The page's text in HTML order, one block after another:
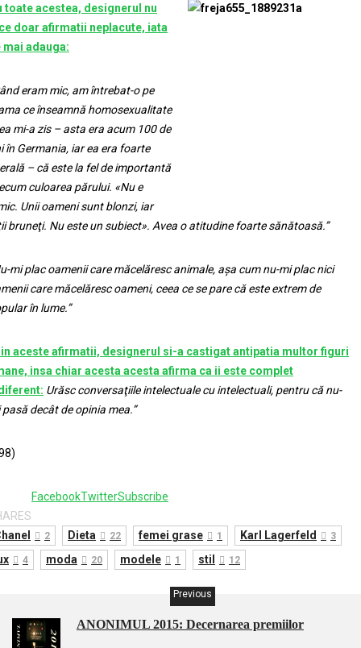
toate acestea, designerul nu
doar afirmatii neplacute, iata
mai adauga:
eram mic, am întrebat-o pe
ce înseamnă homosexualitate
mi-a zis – asta era acum 100 de
în Germania, iar ea era foarte
– că este la fel de importantă
culoarea părului. «Nu e
Unii oameni sunt blonzi, iar
bruneţi. Nu este un subiect». Avea o atitudine foarte sănătoasă.”
mi plac oamenii care măcelăresc animale, aşa cum nu-mi plac nici
care măcelăresc oameni, ceea ce se pare că este extrem de
în lume.”
aceste afirmatii, designerul si-a castigat antipatia multor figuri
insa chiar acesta acesta afirma ca ii este complet
Urăsc conversaţiile intelectuale cu intelectuali, pentru că nu-
pasă decât de opinia mea.”
FacebookTwitterSubscribe
2 Dieta 22 femei grase 1 Karl Lagerfeld 3
4 moda 20 modele 1 stil 12
Previous
ANONIMUL 2015: Decernarea premiilor